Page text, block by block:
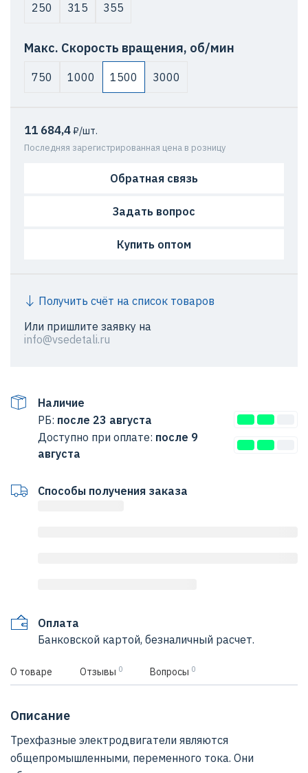
250 315 355
Макс. Скорость вращения, об/мин
750 1000 1500 3000
11 684,4₽/шт.
Последняя зарегистрированная цена в розницу
Обратная связь
Задать вопрос
Купить оптом
Получить счёт на список товаров
Или пришлите заявку на
info@vsedetali.ru
Наличие
РБ: после 23 августа
Доступно при оплате: после 9
августа
Способы получения заказа
Оплата
Банковской картой, безналичный расчет.
О товаре Отзывы 0 Вопросы 0
Описание
Трехфазные электродвигатели являются
общепромышленными, переменного тока. Они